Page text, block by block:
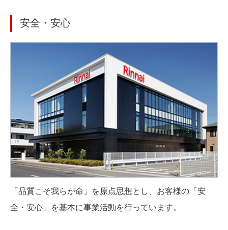
安全・安心
「品質こそ我らが命」を原点思想とし、お客様の「安
全・安心」を基本に事業活動を行っています。